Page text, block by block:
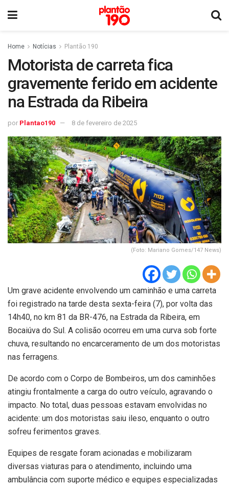
Home Notícias Plantão 190
Motorista de carreta fica
gravemente ferido em acidente
na Estrada da Ribeira
por Plantao190 8 de fevereiro de 2025
(Foto: Mariano Gomes/147 News)
Um grave acidente envolvendo um caminhão e uma carreta
foi registrado na tarde desta sexta-feira (7), por volta das
14h40, no km 81 da BR-476, na Estrada da Ribeira, em
Bocaiúva do Sul. A colisão ocorreu em uma curva sob forte
chuva, resultando no encarceramento de um dos motoristas
nas ferragens.
De acordo com o Corpo de Bombeiros, um dos caminhões
atingiu frontalmente a carga do outro veículo, agravando o
impacto. No total, duas pessoas estavam envolvidas no
acidente: um dos motoristas saiu ileso, enquanto o outro
sofreu ferimentos graves.
Equipes de resgate foram acionadas e mobilizaram
diversas viaturas para o atendimento, incluindo uma
ambulância com suporte médico e equipes especializadas